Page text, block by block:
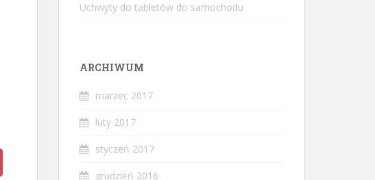
Uchwyty do tabletów do samochodu
ARCHIWUM
marzec 2017
luty 2017
styczeń 2017
grudzień 2016